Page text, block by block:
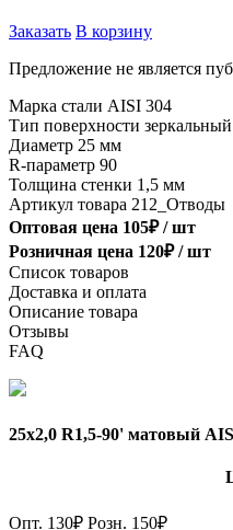
Заказать В корзину
Предложение не является
Марка стали AISI 304
Тип поверхности зеркальный
Диаметр 25 мм
R-параметр 90
Толщина стенки 1,5 мм
Артикул товара 212_Отводы
Оптовая цена 105₽ /шт
Розничная цена 120₽ /шт
Список товаров
Доставка и оплата
Описание товара
Отзывы
FAQ
25х2,0 R1,5-90' матовый
Опт. 130₽ Розн. 150₽